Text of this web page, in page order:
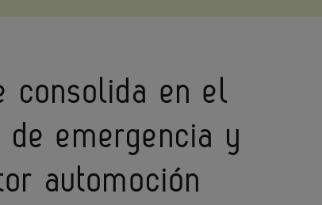
consolida en el
emergencia y
automoción